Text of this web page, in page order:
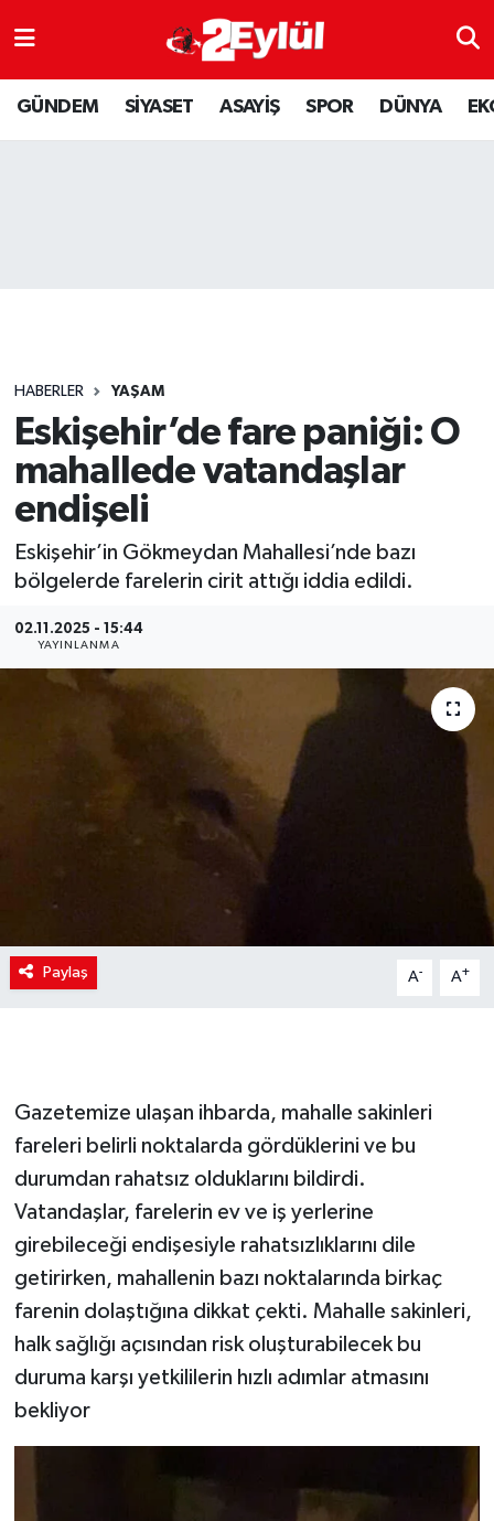
GÜNDEM SİYASET ASAYİŞ SPOR DÜNYA
HABERLER YAŞAM
Eskişehir’de fare paniği: O
mahallede vatandaşlar
endişeli
Eskişehir’in Gökmeydan Mahallesi’nde bazı
bölgelerde farelerin cirit attığı iddia edildi.
02.11.2025 - 15:44
YAYINLANMA
Paylaş A- A+
Gazetemize ulaşan ihbarda, mahalle sakinleri
fareleri belirli noktalarda gördüklerini ve bu
durumdan rahatsız olduklarını bildirdi.
Vatandaşlar, farelerin ev ve iş yerlerine
girebileceği endişesiyle rahatsızlıklarını dile
getirirken, mahallenin bazı noktalarında birkaç
farenin dolaştığına dikkat çekti. Mahalle sakinleri,
halk sağlığı açısından risk oluşturabilecek bu
duruma karşı yetkililerin hızlı adımlar atmasını
bekliyor
ASAYİŞ
DÜNYA
SPOR
YAŞAM
Nöbetçi Eczaneler
Hava Durumu
Son Dakika Haberleri
Haber Arşivi